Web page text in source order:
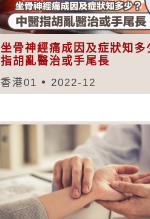
坐骨神經痛成因及症狀知多
指胡亂醫治或手尾長
香港01 2022-12